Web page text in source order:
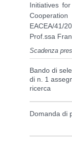
Initiatives
EACEA/41/
Prof.ssa
Scadenza
Bando di
di n. 1
ricerca
Domanda di